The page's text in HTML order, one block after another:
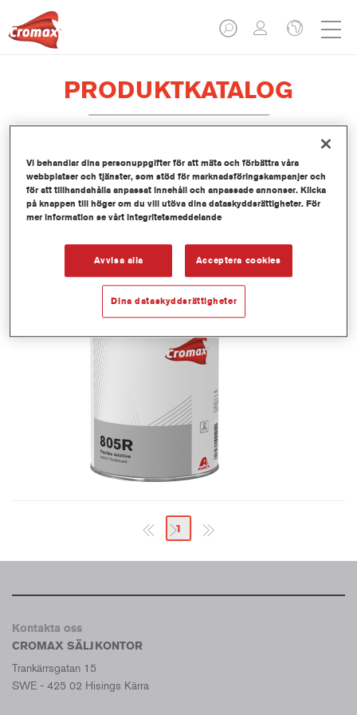
PRODUKTKATALOG
805R Flexible Additive
Artikelnummer 805R 1.00 LI
Mer information
1
Kontakta oss
CROMAX SÄLJKONTOR
Trankärrsgatan 15
SWE - 425 02 Hisings Kärra
Vi behandlar dina personuppgifter för att mäta och förbättra våra
webbplatser och tjänster, som stöd för marknadsföringskampanjer och
för att tillhandahålla anpassat innehåll och anpassade annonser. Klicka
på knappen till höger om du vill utöva dina dataskyddsrättigheter. För
mer information se vårt integritetsmeddelande
Avvisa alla Acceptera cookies
Dina dataskyddsrättigheter